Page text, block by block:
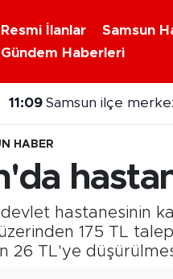
Resmi İlanlar Samsun
Gündem Haberleri
10:53 Samsunspor'da
HABER
hastanesinin
175 TL
26 TL'ye